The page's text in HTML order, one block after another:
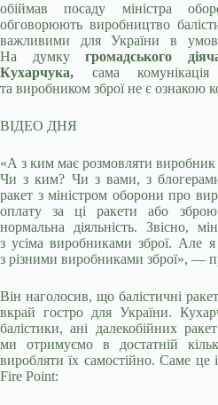
обіймав посаду міністра
обговорюють виробництво
важливими для України в
На думкугромадського
Кухарчука, сама
та виробником зброї не є ознакою
ВІДЕО ДНЯ
«А з ким має розмовляти
Чи з ким? Чи з вами, з
ракет з міністром оборони про
оплату за ці ракети або
нормальна діяльність. Звісно,
з усіма виробниками зброї. Але
з різними виробниками зброї», —
Він наголосив, що балістичні
вкрай гостро для України.
балістики, ані далекобійних
ми отримуємо в достатній
виробляти їх самостійно. Саме це
Fire Рoint: